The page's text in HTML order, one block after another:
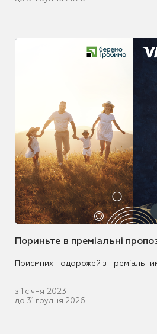
Пориньте в преміальні
Приємних подорожей з
з 1 січня 2023
до 31 грудня 2026